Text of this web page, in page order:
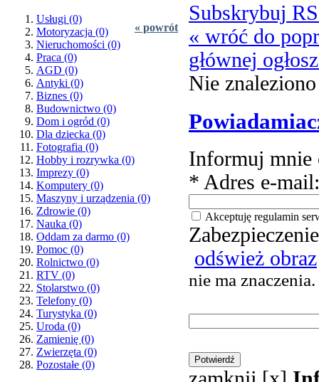
« powrót
Usługi (0)
Motoryzacja (0)
Nieruchomości (0)
Praca (0)
AGD (0)
Antyki (0)
Biznes (0)
Budownictwo (0)
Dom i ogród (0)
Dla dziecka (0)
Fotografia (0)
Hobby i rozrywka (0)
Imprezy (0)
Komputery (0)
Maszyny i urządzenia (0)
Zdrowie (0)
Nauka (0)
Oddam za darmo (0)
Pomoc (0)
Rolnictwo (0)
RTV (0)
Stolarstwo (0)
Telefony (0)
Turystyka (0)
Uroda (0)
Zamienię (0)
Zwierzęta (0)
Pozostałe (0)
Subskrybuj
« wróć do
głównej
Nie znaleziono
Informuj mnie
* Adres e-mail:
Akceptuję regulamin
odśwież obraz
nie ma znaczenia.